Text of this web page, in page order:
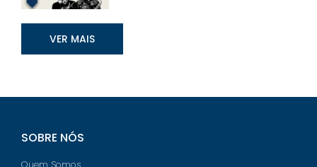
VER MAIS
SOBRE NÓS